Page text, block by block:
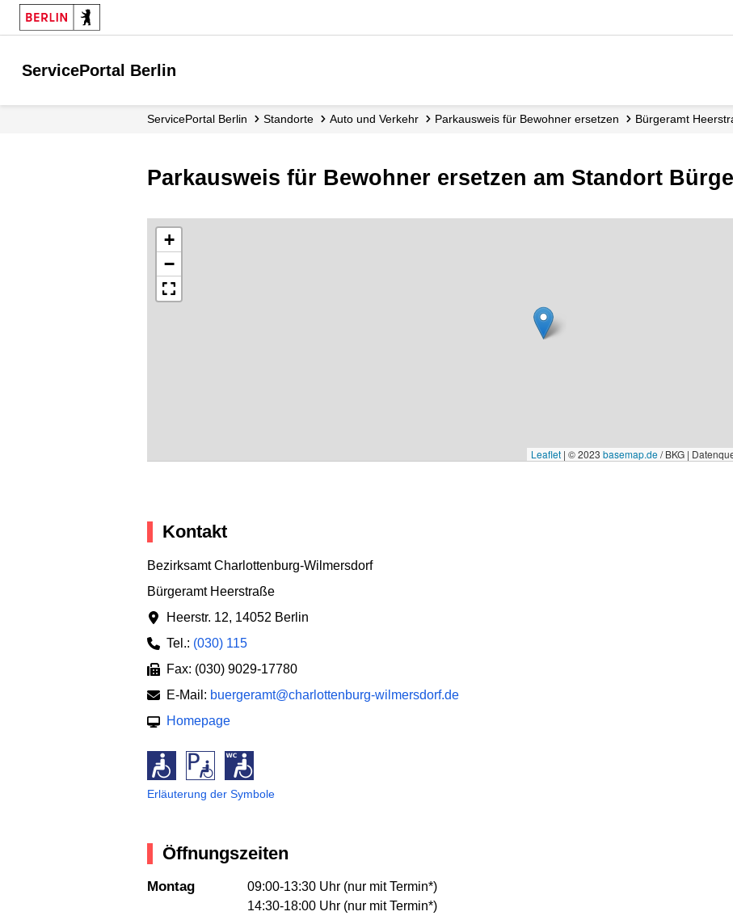
ServicePortal Berlin
ServicePortal Berlin Standorte Auto und Verkehr Parkausweis für Bewohner ersetzen Bürgeramt
Parkausweis für Bewohner ersetzen am Standort
+
−
Leaflet | © 2023 basemap.de/ BKG |
Kontakt
Bezirksamt Charlottenburg-Wilmersdorf
Bürgeramt Heerstraße
Heerstr. 12, 14052 Berlin
Tel.: (030) 115
Fax: (030) 9029-17780
E-Mail: buergeramt@charlottenburg-wilmersdorf.de
Homepage
Erläuterung der Symbole
Öffnungszeiten
Montag
09:00-13:30 Uhr (nur mit Termin*)
14:30-18:00 Uhr (nur mit Termin*)